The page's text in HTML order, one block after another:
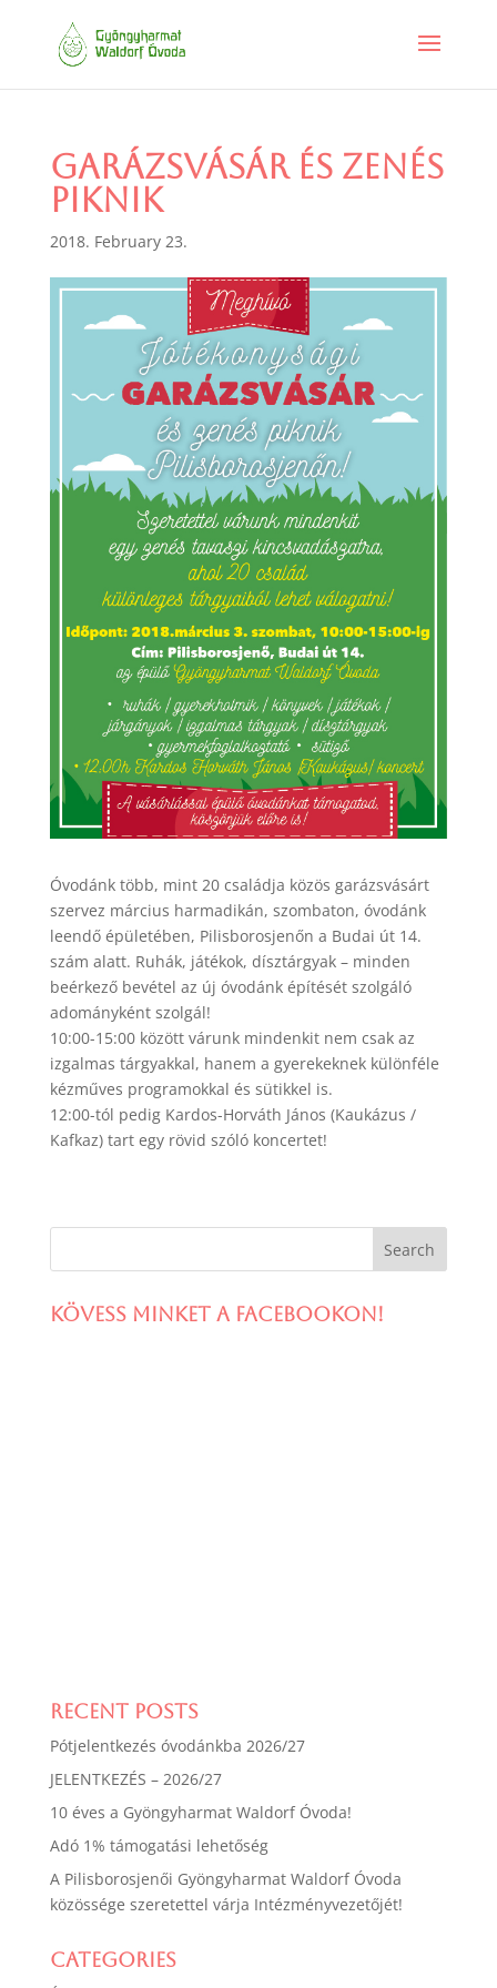
Garázsvásár és zenés
piknik
2018. February 23.
Óvodánk több, mint 20 családja közös garázsvásárt
szervez március harmadikán, szombaton, óvodánk
leendő épületében, Pilisborosjenőn a Budai út 14.
szám alatt. Ruhák, játékok, dísztárgyak – minden
beérkező bevétel az új óvodánk építését szolgáló
adományként szolgál!
10:00-15:00 között várunk mindenkit nem csak az
izgalmas tárgyakkal, hanem a gyerekeknek különféle
kézműves programokkal és sütikkel is.
12:00-tól pedig Kardos-Horváth János (Kaukázus /
Kafkaz) tart egy rövid szóló koncertet!
Kövess minket a facebookon!
Recent Posts
Pótjelentkezés óvodánkba 2026/27
JELENTKEZÉS – 2026/27
10 éves a Gyöngyharmat Waldorf Óvoda!
Adó 1% támogatási lehetőség
A Pilisborosjenői Gyöngyharmat Waldorf Óvoda
közössége szeretettel várja Intézményvezetőjét!
Categories